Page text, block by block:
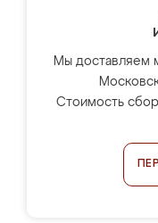
Мы доставляем
Стоимость